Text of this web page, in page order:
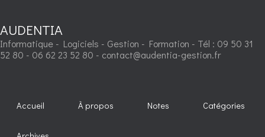
AUDENTIA
Informatique - Logiciels - Gestion - Formation - Tél : 09 50 31
52 80 - 06 62 23 52 80 - contact@audentia-gestion.fr
Accueil À propos Notes Catégories